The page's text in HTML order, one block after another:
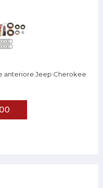
anteriore Jeep Cherokee